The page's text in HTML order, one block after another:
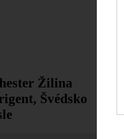
Žilina
Švédsko